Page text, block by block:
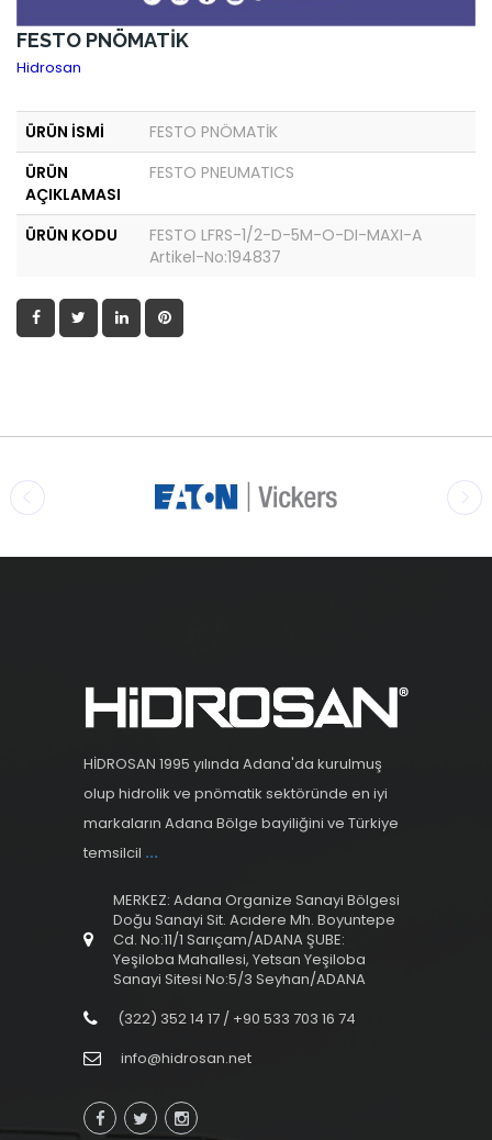
FESTO PNÖMATİK
Hidrosan
ÜRÜN İSMİ
FESTO PNÖMATİK
ÜRÜN
AÇIKLAMASI
FESTO PNEUMATICS
ÜRÜN KODU
FESTO LFRS-1/2-D-5M-O-DI-MAXI-A
Artikel-No:194837
HİDROSAN 1995 yılında Adana'da kurulmuş
olup hidrolik ve pnömatik sektöründe en iyi
markaların Adana Bölge bayiliğini ve Türkiye
temsilcil ...
MERKEZ: Adana Organize Sanayi Bölgesi
Doğu Sanayi Sit. Acıdere Mh. Boyuntepe
Cd. No:11/1 Sarıçam/ADANA ŞUBE:
Yeşiloba Mahallesi, Yetsan Yeşiloba
Sanayi Sitesi No:5/3 Seyhan/ADANA
(322) 352 14 17 / +90 533 703 16 74
info@hidrosan.net